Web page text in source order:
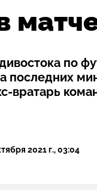
по
последних
вратарь
2021 г., 03:04